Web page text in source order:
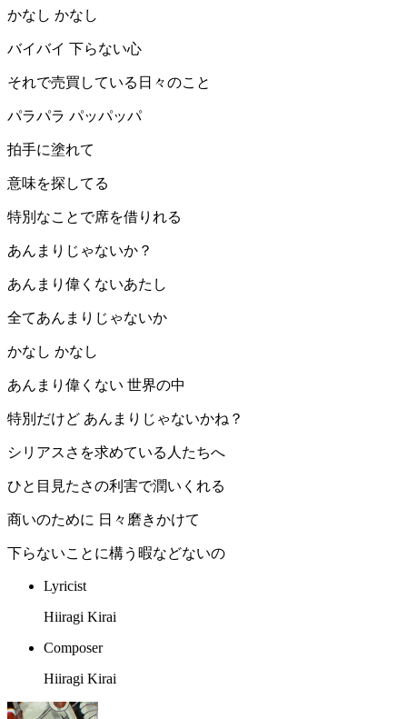
かなし かなし
バイバイ 下らない心
それで売買している日々のこと
パラパラ パッパッパ
拍手に塗れて
意味を探してる
特別なことで席を借りれる
あんまりじゃないか？
あんまり偉くないあたし
全てあんまりじゃないか
かなし かなし
あんまり偉くない 世界の中
特別だけど あんまりじゃないかね？
シリアスさを求めている人たちへ
ひと目見たさの利害で潤いくれる
商いのために 日々磨きかけて
下らないことに構う暇などないの
Lyricist
Hiiragi Kirai
Composer
Hiiragi Kirai